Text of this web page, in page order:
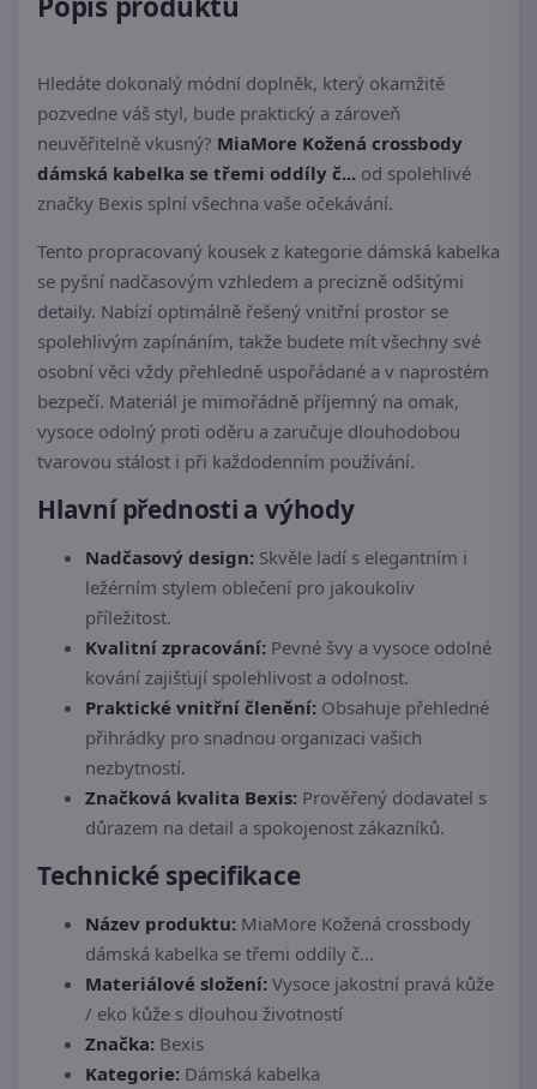
Hledáte dokonalý módní doplněk, který okamžitě
pozvedne váš styl, bude praktický a zároveň
neuvěřitelně vkusný? MiaMore Kožená crossbody
dámská kabelka se třemi oddíly č... od spolehlivé
značky Bexis splní všechna vaše očekávání.
Tento propracovaný kousek z kategorie dámská kabelka
se pyšní nadčasovým vzhledem a precizně odšitými
detaily. Nabízí optimálně řešený vnitřní prostor se
spolehlivým zapínáním, takže budete mít všechny své
osobní věci vždy přehledně uspořádané a v naprostém
bezpečí. Materiál je mimořádně příjemný na omak,
vysoce odolný proti oděru a zaručuje dlouhodobou
tvarovou stálost i při každodenním používání.
Hlavní přednosti a výhody
Nadčasový design: Skvěle ladí s elegantním i
ležérním stylem oblečení pro jakoukoliv
příležitost.
Kvalitní zpracování: Pevné švy a vysoce odolné
kování zajišťují spolehlivost a odolnost.
Praktické vnitřní členění: Obsahuje přehledné
přihrádky pro snadnou organizaci vašich
nezbytností.
Značková kvalita Bexis: Prověřený dodavatel s
důrazem na detail a spokojenost zákazníků.
Technické specifikace
Název produktu: MiaMore Kožená crossbody
dámská kabelka se třemi oddíly č...
Materiálové složení: Vysoce jakostní pravá kůže
/ eko kůže s dlouhou životností
Značka: Bexis
Kategorie: Dámská kabelka